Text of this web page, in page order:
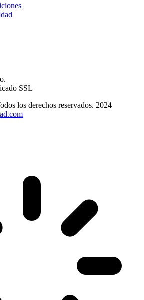
SSL
los derechos reservados. 2024